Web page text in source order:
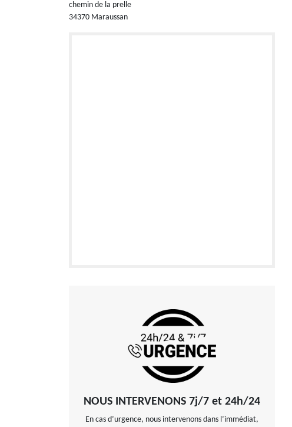
chemin de la prelle
34370 Maraussan
NOUS INTERVENONS 7j/7 et 24h/24
En cas d’urgence, nous intervenons dans l’immédiat,